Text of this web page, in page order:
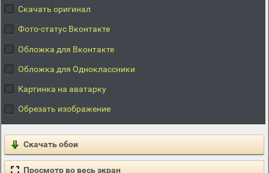
Скачать оригинал
Фото-статус Вконтакте
Обложка для Вконтакте
Обложка для Одноклассники
Картинка на аватарку
Обрезать изображение
Скачать обои
Просмотр во весь экран